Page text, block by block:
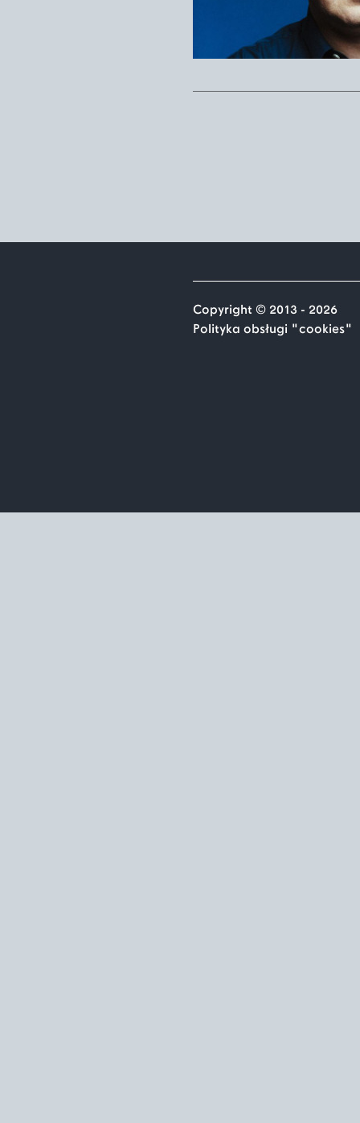
Copyright © 2013 - 2026
Polityka obsługi "cookies"